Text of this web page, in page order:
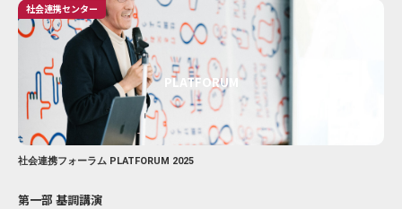
社会連携センター
PLATFORUM
社会連携フォーラム PLATFORUM 2025
第一部 基調講演